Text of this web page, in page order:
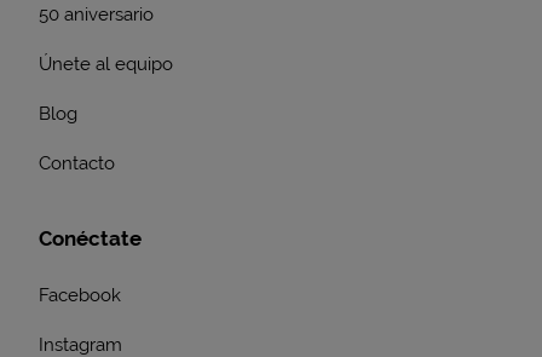
50 aniversario
Únete al equipo
Blog
Contacto
Conéctate
Facebook
Instagram